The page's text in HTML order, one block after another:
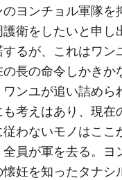
ヨンチョル軍隊を
衛をしたいと申し
るが、これはワン
長の命令しかきか
ンユが追い詰めら
考えはあり、現在
わないモノはここ
員が軍を去る。ヨ
妊を知ったタナシ